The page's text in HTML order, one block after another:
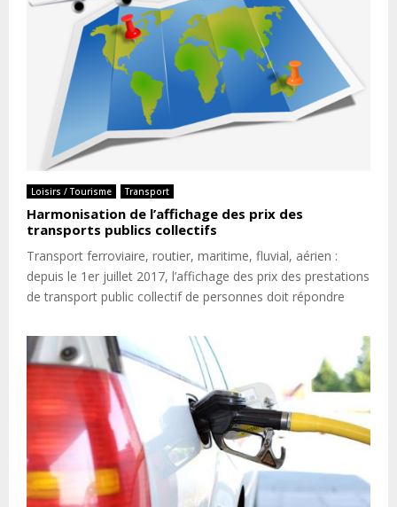
Loisirs / Tourisme Transport
Harmonisation de l’affichage des prix des
transports publics collectifs
Transport ferroviaire, routier, maritime, fluvial, aérien :
depuis le 1er juillet 2017, l’affichage des prix des prestations
de transport public collectif de personnes doit répondre